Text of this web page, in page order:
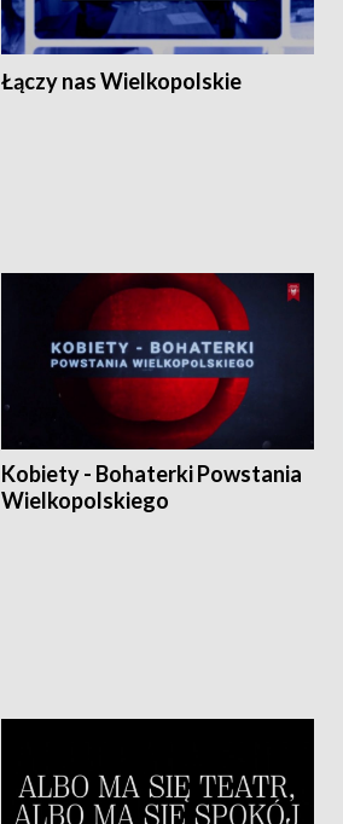
Łączy nas Wielkopolskie
Kobiety - Bohaterki Powstania
Wielkopolskiego